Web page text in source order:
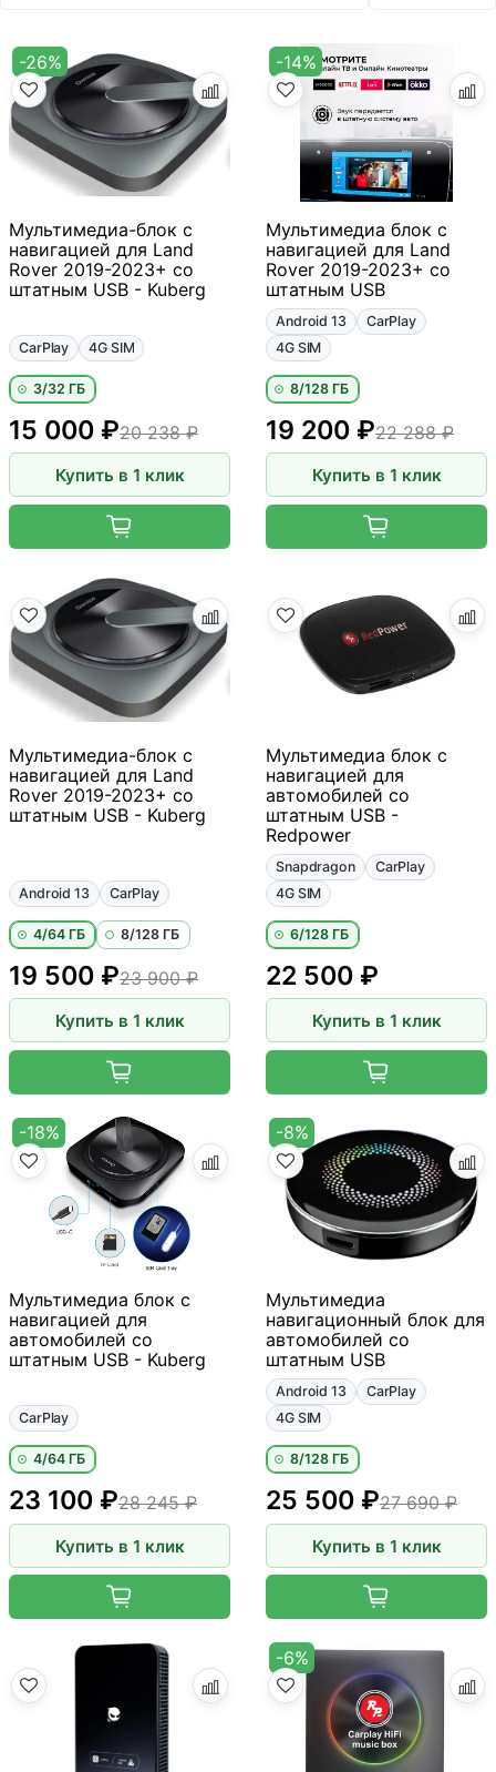
-26%
Мультимедиа-блок с
навигацией для Land
Rover 2019-2023+ со
штатным USB - Kuberg
CarPlay 4G SIM
3/32 ГБ
20 238 ₽
15 000 ₽
Купить в 1 клик
-14%
Мультимедиа блок с
навигацией для Land
Rover 2019-2023+ со
штатным USB
Android 13
CarPlay
4G SIM
8/128 ГБ
22 288 ₽
19 200 ₽
Купить в 1 клик
Мультимедиа-блок с
навигацией для Land
Rover 2019-2023+ со
штатным USB - Kuberg
Android 13 CarPlay
4/64 ГБ 8/128 ГБ
19 500 ₽23 900 ₽
Купить в 1 клик
Мультимедиа блок с
навигацией для
автомобилей со
штатным USB -
Redpower
Snapdragon
CarPlay
4G SIM
6/128 ГБ
22 500 ₽
Купить в 1 клик
-18%
Мультимедиа блок с
навигацией для
автомобилей со
штатным USB - Kuberg
CarPlay
4/64 ГБ
28 245 ₽
23 100 ₽
Купить в 1 клик
-8%
Мультимедиа
навигационный блок для
автомобилей со
штатным USB
Android 13
CarPlay
4G SIM
8/128 ГБ
27 690 ₽
25 500 ₽
Купить в 1 клик
-6%